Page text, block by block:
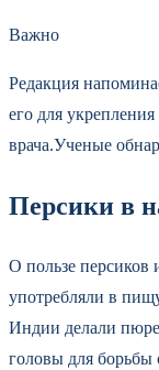
Важно
Редакция
его для
врача.Ученые
Персики в
О пользе персиков
употребляли в
Индии делали
головы для борьбы